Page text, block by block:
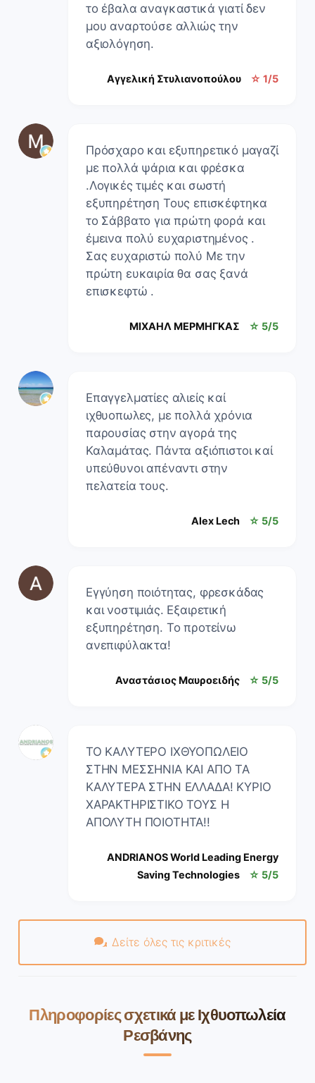
το έβαλα αναγκαστικά γιατί δεν
μου αναρτούσε αλλιώς την
αξιολόγηση.
Αγγελική Στυλιανοπούλου ☆ 1/5
Πρόσχαρο και εξυπηρετικό μαγαζί
με πολλά ψάρια και φρέσκα
.Λογικές τιμές και σωστή
εξυπηρέτηση Τους επισκέφτηκα
το Σάββατο για πρώτη φορά και
έμεινα πολύ ευχαριστημένος .
Σας ευχαριστώ πολύ Με την
πρώτη ευκαιρία θα σας ξανά
επισκεφτώ .
ΜΙΧΑΗΛ ΜΕΡΜΗΓΚΑΣ ☆ 5/5
Επαγγελματίες αλιείς καί
ιχθυοπωλες, με πολλά χρόνια
παρουσίας στην αγορά της
Καλαμάτας. Πάντα αξιόπιστοι καί
υπεύθυνοι απέναντι στην
πελατεία τους.
Alex Lech ☆ 5/5
Εγγύηση ποιότητας, φρεσκάδας
και νοστιμιάς. Εξαιρετική
εξυπηρέτηση. Το προτείνω
ανεπιφύλακτα!
Αναστάσιος Μαυροειδής ☆ 5/5
ΤΟ ΚΑΛΥΤΕΡΟ ΙΧΘΥΟΠΩΛΕΙΟ
ΣΤΗΝ ΜΕΣΣΗΝΙΑ ΚΑΙ ΑΠΟ ΤΑ
ΚΑΛΥΤΕΡΑ ΣΤΗΝ ΕΛΛΑΔΑ! ΚΥΡΙΟ
ΧΑΡΑΚΤΗΡΙΣΤΙΚΟ ΤΟΥΣ Η
ΑΠΟΛΥΤΗ ΠΟΙΟΤΗΤΑ!!
ANDRIANOS World Leading Energy
Saving Technologies
☆ 5/5
Δείτε όλες τις κριτικές
Πληροφορίες σχετικά με Ιχθυοπωλεία
Ρεσβάνης